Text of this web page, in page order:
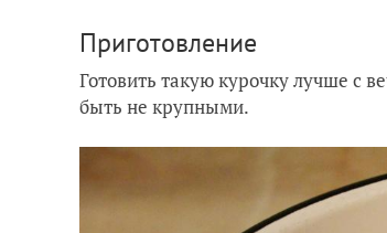
Приготовление
Готовить такую курочку лучше с
быть не крупными.